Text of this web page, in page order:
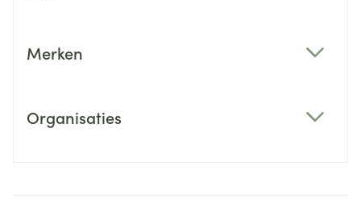
Merken
Organisaties